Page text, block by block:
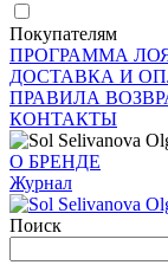
Покупателям
ПРОГРАММА
ДОСТАВКА И
ПРАВИЛА
КОНТАКТЫ
О БРЕНДЕ
Журнал
Поиск